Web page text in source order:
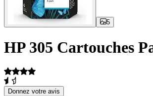
5
HP 305 Cartouches
Donnez votre avis